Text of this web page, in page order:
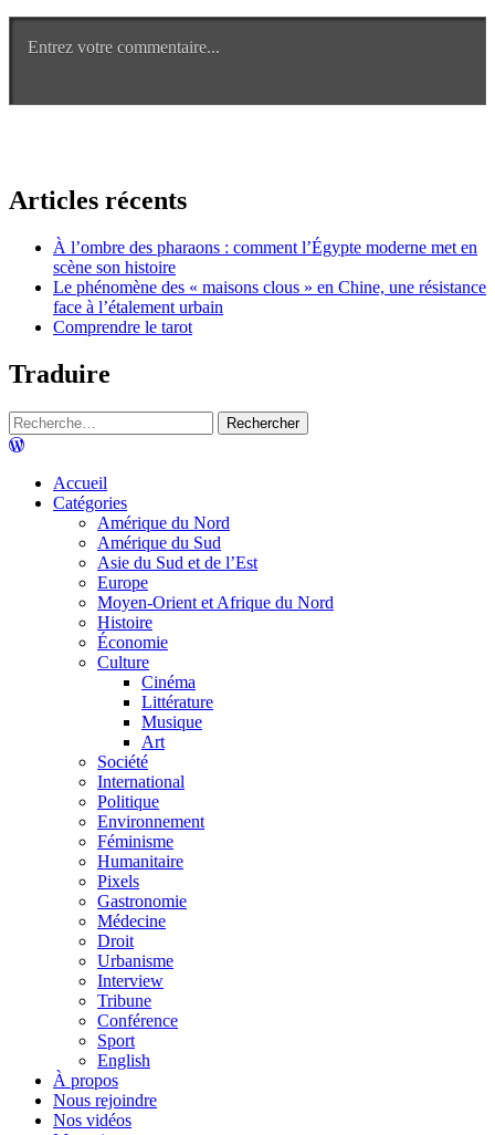
Articles récents
À l’ombre des pharaons : comment l’Égypte moderne met en
scène son histoire
Le phénomène des « maisons clous » en Chine, une résistance
face à l’étalement urbain
Comprendre le tarot
Traduire
Accueil
Catégories
Amérique du Nord
Amérique du Sud
Asie du Sud et de l’Est
Europe
Moyen-Orient et Afrique du Nord
Histoire
Économie
Culture
Cinéma
Littérature
Musique
Art
Société
International
Politique
Environnement
Féminisme
Humanitaire
Pixels
Gastronomie
Médecine
Droit
Urbanisme
Interview
Tribune
Conférence
Sport
English
À propos
Nous rejoindre
Nos vidéos